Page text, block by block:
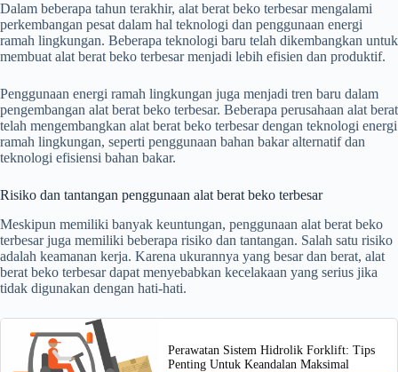
Dalam beberapa tahun terakhir, alat berat beko terbesar mengalami
perkembangan pesat dalam hal teknologi dan penggunaan energi
ramah lingkungan. Beberapa teknologi baru telah dikembangkan untuk
membuat alat berat beko terbesar menjadi lebih efisien dan produktif.
Penggunaan energi ramah lingkungan juga menjadi tren baru dalam
pengembangan alat berat beko terbesar. Beberapa perusahaan alat berat
telah mengembangkan alat berat beko terbesar dengan teknologi energi
ramah lingkungan, seperti penggunaan bahan bakar alternatif dan
teknologi efisiensi bahan bakar.
Risiko dan tantangan penggunaan alat berat beko terbesar
Meskipun memiliki banyak keuntungan, penggunaan alat berat beko
terbesar juga memiliki beberapa risiko dan tantangan. Salah satu risiko
adalah keamanan kerja. Karena ukurannya yang besar dan berat, alat
berat beko terbesar dapat menyebabkan kecelakaan yang serius jika
tidak digunakan dengan hati-hati.
Perawatan Sistem Hidrolik Forklift: Tips
Penting Untuk Keandalan Maksimal